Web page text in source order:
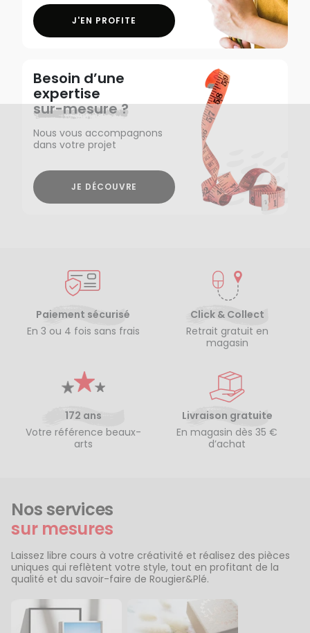
J'EN PROFITE
Besoin d’une
expertise
sur-mesure ?
Nous vous accompagnons
dans votre projet
JE DÉCOUVRE
Paiement sécurisé
En 3 ou 4 fois sans frais
Click & Collect
Retrait gratuit en
magasin
172 ans
Votre référence beaux-
arts
Livraison gratuite
En magasin dès 35 €
d’achat
Nos services
sur mesures
Laissez libre cours à votre créativité et réalisez des pièces
uniques qui reflètent votre style, tout en profitant de la
qualité et du savoir-faire de Rougier&Plé.